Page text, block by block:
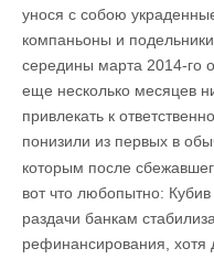
унося с собою
компаньоны и
середины марта 2014-го
еще несколько месяцев
привлекать к
понизили из первых в
которым после
вот что любопытно:
раздачи банкам
рефинансирования,